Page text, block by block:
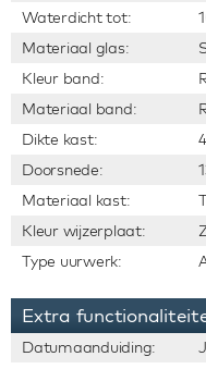
Waterdicht tot:
Materiaal glas:
Kleur band:
Materiaal band:
Dikte kast:
Doorsnede:
Materiaal kast:
Kleur wijzerplaat:
Type uurwerk:
Extra
Datumaanduiding: